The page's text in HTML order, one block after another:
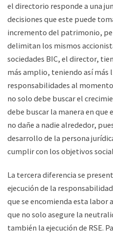
el directorio responde a una
decisiones que este puede
incremento del patrimonio,
delimitan los mismos
sociedades BIC, el director,
más amplio, teniendo así más
responsabilidades al
no solo debe buscar el
debe buscar la manera en
no dañe a nadie alrededor,
desarrollo de la persona
cumplir con los objetivos
La tercera diferencia se
ejecución de la
que se encomienda esta labor
que no solo asegure la
también la ejecución de RSE.